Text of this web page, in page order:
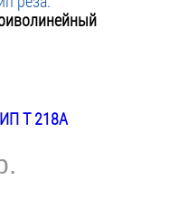
T 218A